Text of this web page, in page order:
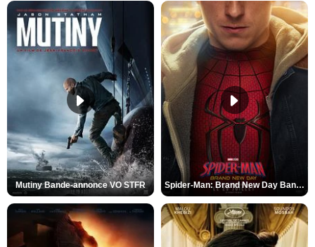
Mutiny Bande-annonce VO STFR Spider-Man: Brand New Day Bande-annonce VO STFR